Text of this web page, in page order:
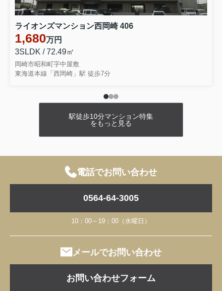
物件詳細へ
岡崎市上地第9 全7棟・3号棟
2990万円
物件詳細へ
岡崎市上地第9 全7棟・4号棟
岡崎市上地第9 全7棟・5号棟
物件詳細へ
岡崎市簔川町3丁目 全1棟・1号棟
ライオンズマンション西岡崎 406
1,680万円
3SLDK / 72.49㎡
岡崎市昭和町字中屋敷
東海道本線「西岡崎」駅 徒歩7分
駅徒歩10分マンション特集
をもっと見る
電話でお問い合わせ
0564-64-3005
10：00～19：00（水曜日）
メールでお問い合わせ
お問い合わせフォーム